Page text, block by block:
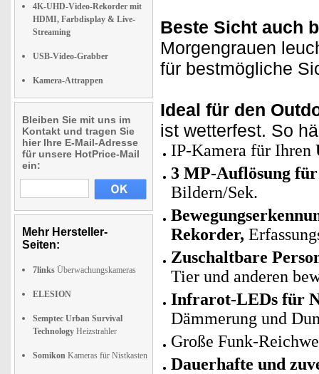
4K-UHD-Video-Rekorder mit
HDMI, Farbdisplay & Live-
Streaming
USB-Video-Grabber
Kamera-Attrappen
Bleiben Sie mit uns im
Kontakt und tragen Sie
hier Ihre E-Mail-Adresse
für unsere HotPrice-Mail
ein:
Mehr Hersteller-
Seiten:
7links Überwachungskameras
ELESION
Semptec Urban Survival
Technology Heizstrahler
Somikon Kameras für Nistkasten
Beste Sicht auch
Morgengrauen
für bestmögliche
Ideal für den
ist wetterfest. So
IP-Kamera für Ihren
3 MP-Auflösung
Bildern/Sek.
Rekorder,
Zuschaltbare
Tier und anderen
Infrarot-LEDs für
Dämmerung und
Große Funk-
Dauerhafte und